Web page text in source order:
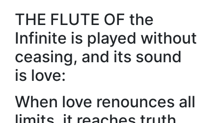
THE FLUTE OF the
Infinite is played without
ceasing, and its sound
is love:
When love renounces all